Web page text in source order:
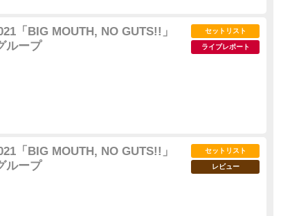
「BIG MOUTH, NO GUTS!!」
ループ
セットリスト
ライブレポート
「BIG MOUTH, NO GUTS!!」
ループ
セットリスト
レビュー